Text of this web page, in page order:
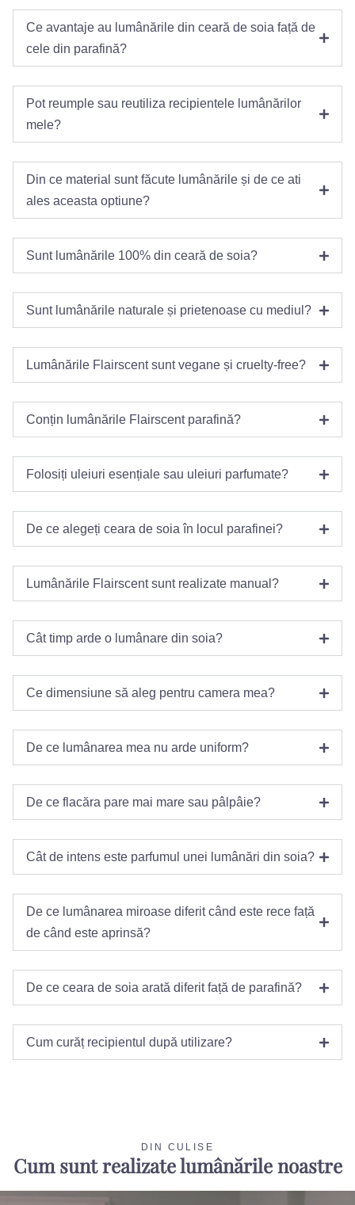
Ce avantaje au lumânările din ceară de soia față de
cele din parafină?
Pot reumple sau reutiliza recipientele lumânărilor
mele?
Din ce material sunt făcute lumânările și de ce ati
ales aceasta optiune?
Sunt lumânările 100% din ceară de soia?
Sunt lumânările naturale și prietenoase cu mediul?
Lumânările Flairscent sunt vegane și cruelty-free?
Conțin lumânările Flairscent parafină?
Folosiți uleiuri esențiale sau uleiuri parfumate?
De ce alegeți ceara de soia în locul parafinei?
Lumânările Flairscent sunt realizate manual?
Cât timp arde o lumânare din soia?
Ce dimensiune să aleg pentru camera mea?
De ce lumânarea mea nu arde uniform?
De ce flacăra pare mai mare sau pâlpâie?
Cât de intens este parfumul unei lumânări din soia?
De ce lumânarea miroase diferit când este rece față
de când este aprinsă?
De ce ceara de soia arată diferit față de parafină?
Cum curăț recipientul după utilizare?
DIN CULISE
Cum sunt realizate lumânările noastre